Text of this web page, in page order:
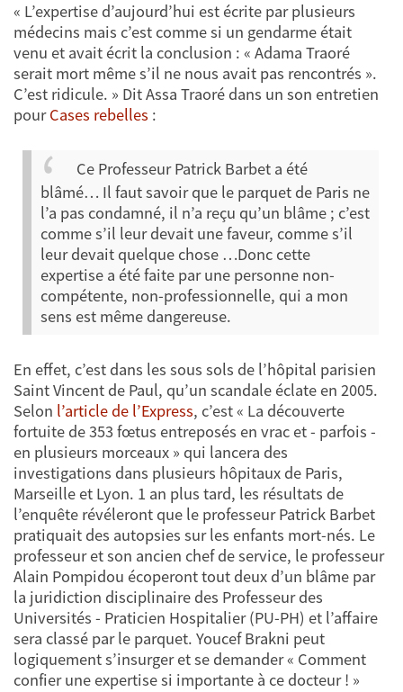
« L’expertise d’aujourd’hui est écrite par plusieurs
médecins mais c’est comme si un gendarme était
venu et avait écrit la conclusion : « Adama Traoré
serait mort même s’il ne nous avait pas rencontrés ».
C’est ridicule. » Dit Assa Traoré dans un son entretien
pourCases rebelles :
Ce Professeur Patrick Barbet a été
blâmé… Il faut savoir que le parquet de Paris ne
l’a pas condamné, il n’a reçu qu’un blâme ; c’est
comme s’il leur devait une faveur, comme s’il
leur devait quelque chose …Donc cette
expertise a été faite par une personne non-
compétente, non-professionnelle, qui a mon
sens est même dangereuse.
En effet, c’est dans les sous sols de l’hôpital parisien
Saint Vincent de Paul, qu’un scandale éclate en 2005.
Selon l’article de l’Express, c’est « La découverte
fortuite de 353 fœtus entreposés en vrac et - parfois -
en plusieurs morceaux » qui lancera des
investigations dans plusieurs hôpitaux de Paris,
Marseille et Lyon. 1 an plus tard, les résultats de
l’enquête révéleront que le professeur Patrick Barbet
pratiquait des autopsies sur les enfants mort-nés. Le
professeur et son ancien chef de service, le professeur
Alain Pompidou écoperont tout deux d’un blâme par
la juridiction disciplinaire des Professeur des
Universités - Praticien Hospitalier (PU-PH) et l’affaire
sera classé par le parquet. Youcef Brakni peut
logiquement s’insurger et se demander « Comment
confier une expertise si importante à ce docteur ! »